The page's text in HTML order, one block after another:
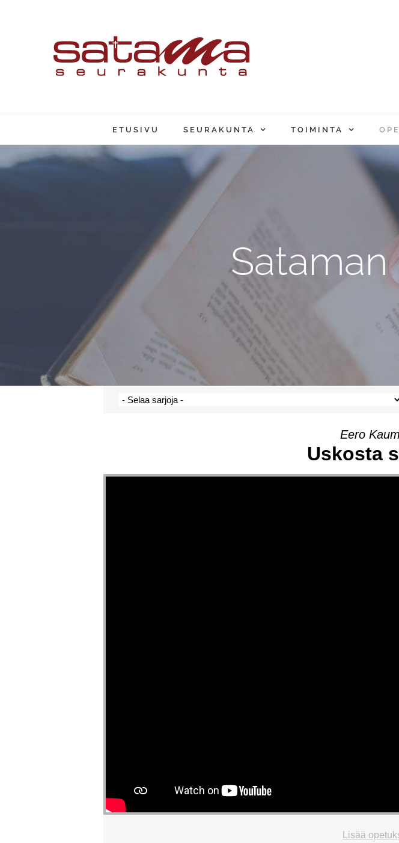
ETUSIVU SEURAKUNTA TOIMINTA
Eero
Uskosta
Lisää